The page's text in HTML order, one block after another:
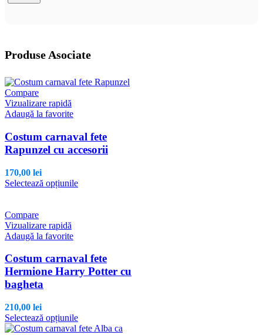
Produse Asociate
Compare
Vizualizare rapidă
Adaugă la favorite
Costum carnaval fete
Rapunzel cu accesorii
170,00 lei
Selectează opțiunileAcest
pot
alese
Compare
Vizualizare rapidă
Adaugă la favorite
Costum carnaval fete
Hermione Harry Potter cu
bagheta
210,00 lei
Selectează opțiunileAcest
produs